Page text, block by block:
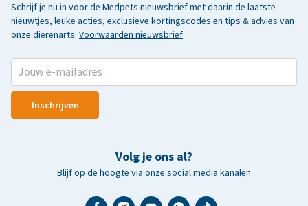
Schrijf je nu in voor de Medpets nieuwsbrief met daarin de laatste
nieuwtjes, leuke acties, exclusieve kortingscodes en tips & advies van
onze dierenarts. Voorwaarden nieuwsbrief
Inschrijven
Volg je ons al?
Blijf op de hoogte via onze social media kanalen